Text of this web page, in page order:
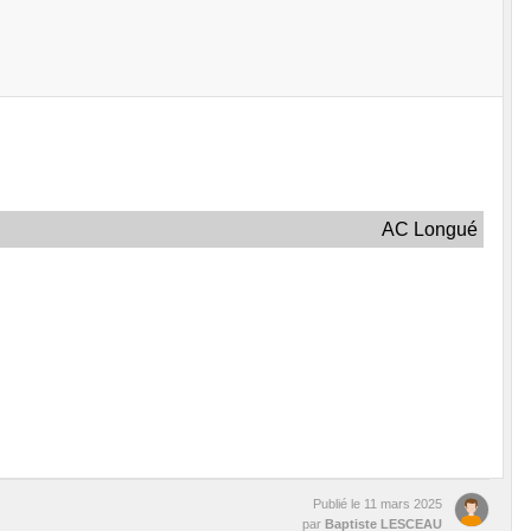
AC Longué
Publié le 11 mars 2025
par Baptiste LESCEAU